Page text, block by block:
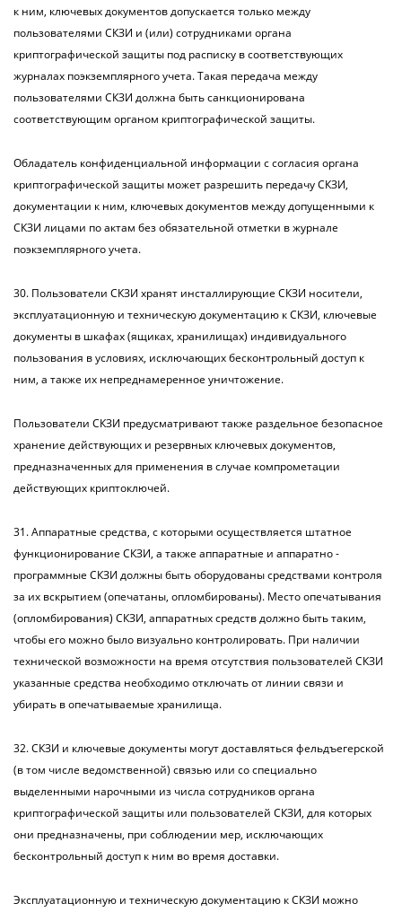
к ним, ключевых документов допускается только между
пользователями СКЗИ и (или) сотрудниками органа
криптографической защиты под расписку в соответствующих
журналах поэкземплярного учета. Такая передача между
пользователями СКЗИ должна быть санкционирована
соответствующим органом криптографической защиты.
Обладатель конфиденциальной информации с согласия органа
криптографической защиты может разрешить передачу СКЗИ,
документации к ним, ключевых документов между допущенными к
СКЗИ лицами по актам без обязательной отметки в журнале
поэкземплярного учета.
30. Пользователи СКЗИ хранят инсталлирующие СКЗИ носители,
эксплуатационную и техническую документацию к СКЗИ, ключевые
документы в шкафах (ящиках, хранилищах) индивидуального
пользования в условиях, исключающих бесконтрольный доступ к
ним, а также их непреднамеренное уничтожение.
Пользователи СКЗИ предусматривают также раздельное безопасное
хранение действующих и резервных ключевых документов,
предназначенных для применения в случае компрометации
действующих криптоключей.
31. Аппаратные средства, с которыми осуществляется штатное
функционирование СКЗИ, а также аппаратные и аппаратно -
программные СКЗИ должны быть оборудованы средствами контроля
за их вскрытием (опечатаны, опломбированы). Место опечатывания
(опломбирования) СКЗИ, аппаратных средств должно быть таким,
чтобы его можно было визуально контролировать. При наличии
технической возможности на время отсутствия пользователей СКЗИ
указанные средства необходимо отключать от линии связи и
убирать в опечатываемые хранилища.
32. СКЗИ и ключевые документы могут доставляться фельдъегерской
(в том числе ведомственной) связью или со специально
выделенными нарочными из числа сотрудников органа
криптографической защиты или пользователей СКЗИ, для которых
они предназначены, при соблюдении мер, исключающих
бесконтрольный доступ к ним во время доставки.
Эксплуатационную и техническую документацию к СКЗИ можно